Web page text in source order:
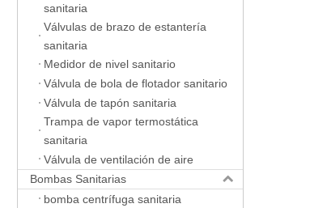
sanitaria
Válvulas de brazo de estantería
sanitaria
Medidor de nivel sanitario
Válvula de bola de flotador sanitario
Válvula de tapón sanitaria
Trampa de vapor termostática
sanitaria
Válvula de ventilación de aire
Bombas Sanitarias
bomba centrífuga sanitaria